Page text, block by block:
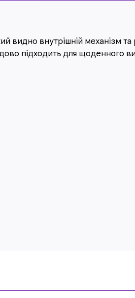
видно внутрішній механізм
підходить для щоденного